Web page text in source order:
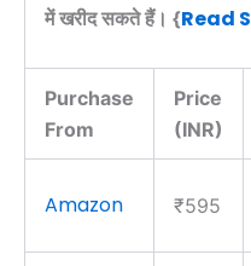
में खरीद सकते हैं। {Read
Purchase
From
Price
(INR)
Amazon ₹595